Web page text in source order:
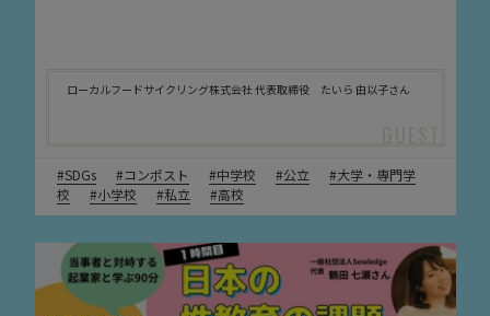
ローカルフードサイクリング株式会社 代表取締役 たいら 由以子さん
SDGs コンポスト 中学校 公立
大学・専門学
校
小学校 私立 高校